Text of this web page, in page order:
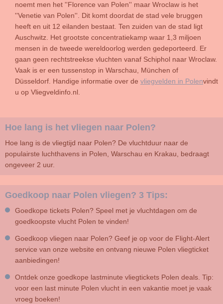
noemt men het ''Florence van Polen'' maar Wroclaw is het
''Venetie van Polen''. Dit komt doordat de stad vele bruggen
heeft en uit 12 eilanden bestaat. Ten zuiden van de stad ligt
Auschwitz. Het grootste concentratiekamp waar 1,3 miljoen
mensen in de tweede wereldoorlog werden gedeporteerd. Er
gaan geen rechtstreekse vluchten vanaf Schiphol naar Wroclaw.
Vaak is er een tussenstop in Warschau, München of
Düsseldorf. Handige informatie over de vliegvelden in Polenvindt
u op Vliegveldinfo.nl.
Hoe lang is het vliegen naar Polen?
Hoe lang is de vliegtijd naar Polen? De vluchtduur naar de
populairste luchthavens in Polen, Warschau en Krakau, bedraagt
ongeveer 2 uur.
Goedkoop naar Polen vliegen? 3 Tips:
Goedkope tickets Polen? Speel met je vluchtdagen om de
goedkoopste vlucht Polen te vinden!
Goedkoop vliegen naar Polen? Geef je op voor de Flight-Alert
service van onze website en ontvang nieuwe Polen vliegticket
aanbiedingen!
Ontdek onze goedkope lastminute vliegtickets Polen deals. Tip:
voor een last minute Polen vlucht in een vakantie moet je vaak
vroeg boeken!